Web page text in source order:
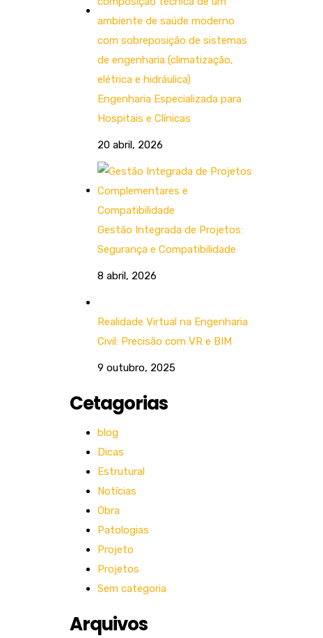
Engenharia Especializada para
Hospitais e Clínicas
20 abril, 2026
Gestão Integrada de Projetos:
Segurança e Compatibilidade
8 abril, 2026
Realidade Virtual na Engenharia
Civil: Precisão com VR e BIM
9 outubro, 2025
Cetagorias
blog
Dicas
Estrutural
Notícias
Obra
Patologias
Projeto
Projetos
Sem categoria
Arquivos